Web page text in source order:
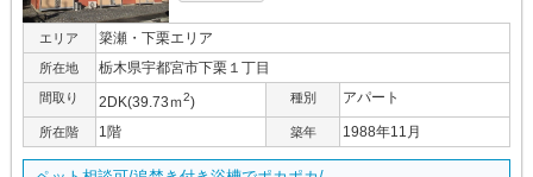
エリア 簗瀬・下栗エリア
所在地 栃木県宇都宮市下栗１丁目
間取り 2DK(39.73ｍ2) 種別 アパート
所在階 1階 築年 1988年11月